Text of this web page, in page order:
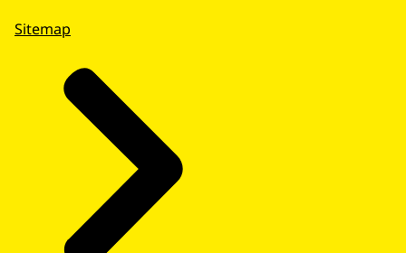
Sitemap